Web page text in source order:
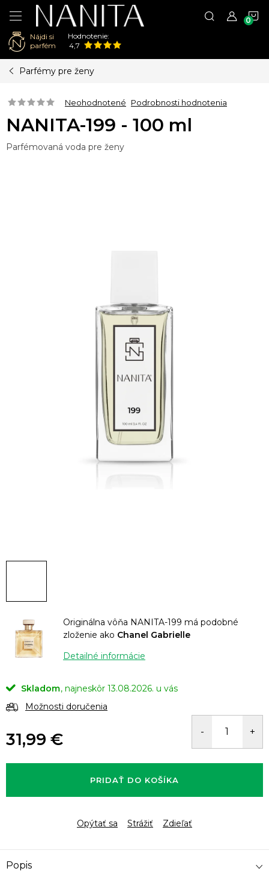
Nájdi si
parfém
Hodnotenie:
4,7
Parfémy pre ženy
Neohodnotené Podrobnosti hodnotenia
NANITA-199 - 100 ml
Parfémovaná voda pre ženy
Originálna vôňa NANITA-199 má podobné
zloženie ako Chanel Gabrielle
Detailné informácie
Skladom
13.08.2026.
Možnosti doručenia
31,99 €
cena:
PRIDAŤ DO KOŠÍKA
Opýtať sa Strážiť Zdieľať
Popis